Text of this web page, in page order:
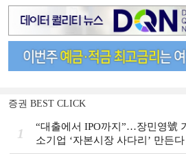
증권 BEST CLICK
1
“대출에서 IPO까지”…장민영號
소기업 ‘자본시장 사다리’ 만든다